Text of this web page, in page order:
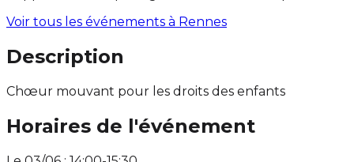
Voir tous les événements à Rennes
Description
Chœur mouvant pour les droits des enfants
Horaires de l'événement